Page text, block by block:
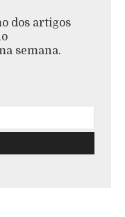
dos artigos
semana.